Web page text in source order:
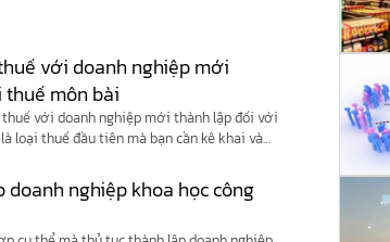
với doanh nghiệp mới
môn bài
với doanh nghiệp mới thành lập đối với
loại thuế đầu tiên mà bạn cần kê khai và
doanh nghiệp khoa học công